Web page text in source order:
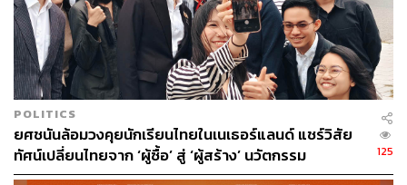
POLITICS
ยศชนันล้อมวงคุยนักเรียนไทยในเนเธอร์แลนด์ แชร์วิสัย
ทัศน์เปลี่ยนไทยจาก ‘ผู้ซื้อ’ สู่ ‘ผู้สร้าง’ นวัตกรรม
125